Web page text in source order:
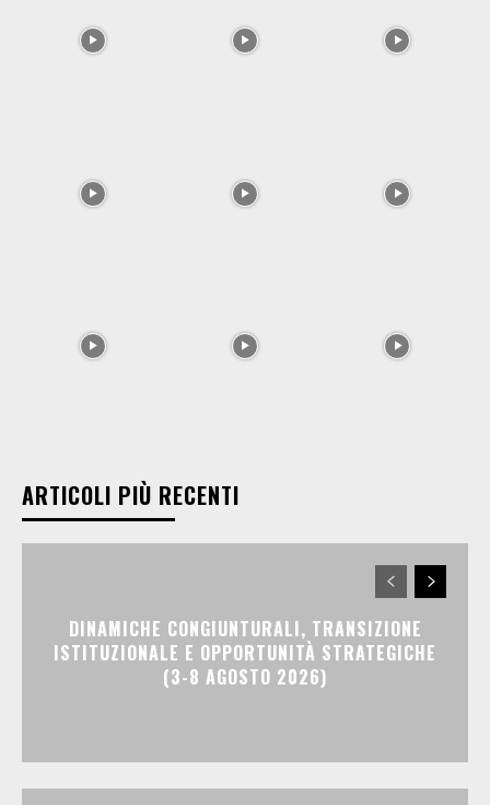
ARTICOLI PIÙ RECENTI
DINAMICHE CONGIUNTURALI, TRANSIZIONE
ISTITUZIONALE E OPPORTUNITÀ STRATEGICHE
(3-8 AGOSTO 2026)